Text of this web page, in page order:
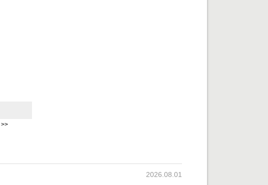
>>
2026.08.01